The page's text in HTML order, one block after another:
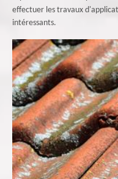
effectuer les travaux
intéressants.